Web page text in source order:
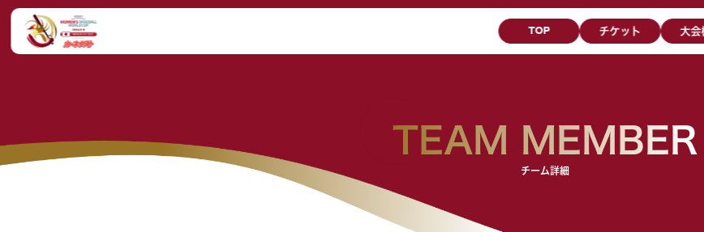
TOP チケット 大会
TEAM MEMBER
チーム詳細